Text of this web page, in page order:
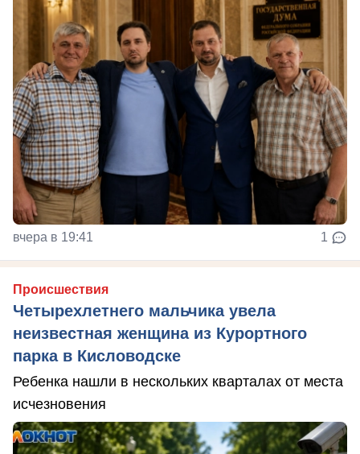
вчера в 19:41 1
Происшествия
Четырехлетнего мальчика увела
неизвестная женщина из Курортного
парка в Кисловодске
Ребенка нашли в нескольких кварталах от места
исчезновения